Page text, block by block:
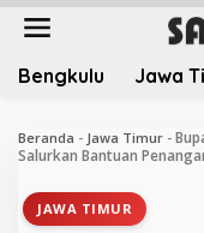
L
Bengkulu Jawa
Beranda - Jawa Timur -
Salurkan Bantuan
JAWA TIMUR